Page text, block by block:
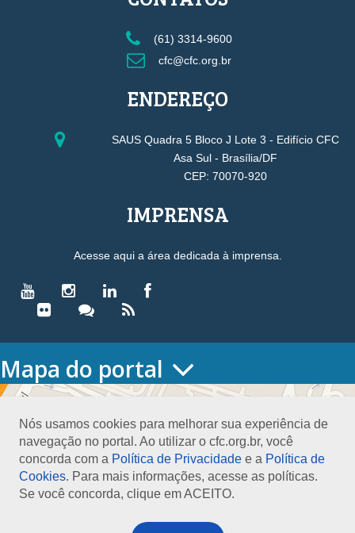
Nós usamos cookies para melhorar sua experiência de
navegação no portal. Ao utilizar o cfc.org.br, você
concorda com a Política de Privacidade e a Política de
Cookies. Para mais informações, acesse as políticas.
Se você concorda, clique em ACEITO.
(61) 3314-9600
cfc@cfc.org.br
ENDEREÇO
SAUS Quadra 5 Bloco J Lote 3 - Edifício CFC
Asa Sul - Brasília/DF
CEP: 70070-920
IMPRENSA
Acesse aqui a área dedicada à imprensa.
Mapa do portal
HOME
Conselho Diretor
Nossa Sede
Planejamento
Organograma
Medalha João Lyra